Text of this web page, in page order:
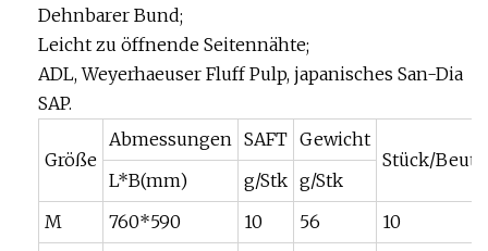
Dehnbarer Bund;
Leicht zu öffnende Seitennähte;
ADL, Weyerhaeuser Fluff Pulp, japanisches San-Dia
SAP.
Größe
Abmessungen SAFT Gewicht
Stück/
L*B(mm)
g/Stk g/Stk
M
760*590 10 56
10